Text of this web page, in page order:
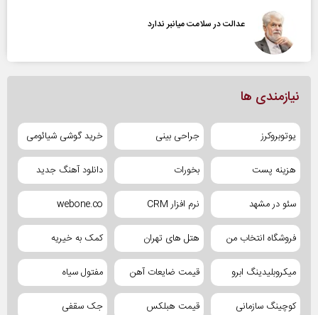
عدالت در سلامت میانبر ندارد
نیازمندی ها
یوتوبروکرز جراحی بینی خرید گوشی شیائومی
هزینه پست بخورات دانلود آهنگ جدید
سئو در مشهد نرم افزار CRM webone.co
فروشگاه انتخاب من هتل های تهران کمک به خیریه
میکروبلیدینگ ابرو قیمت ضایعات آهن مفتول سیاه
کوچینگ سازمانی قیمت هبلکس جک سقفی